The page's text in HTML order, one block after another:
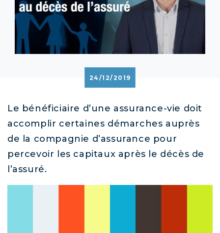
24/12/2019
Le bénéficiaire d’une assurance-vie doit
accomplir certaines démarches auprès
de la compagnie d’assurance pour
percevoir les capitaux après le décès de
l’assuré.